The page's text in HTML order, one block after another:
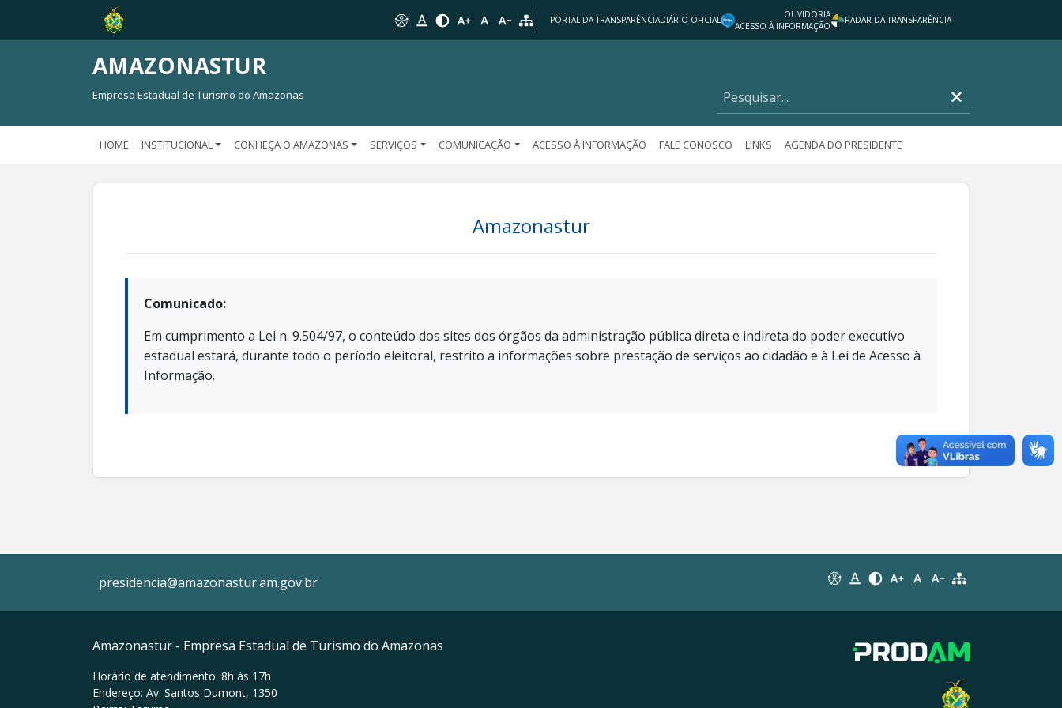
PORTAL DA TRANSPARÊNCIADIÁRIO OFICIAL
OUVIDORIA
ACESSO À INFORMAÇÃO
RADAR DA TRANSPARÊNCIA
AMAZONASTUR
Empresa Estadual de Turismo do Amazonas
HOME INSTITUCIONAL CONHEÇA O AMAZONAS SERVIÇOS COMUNICAÇÃO ACESSO À INFORMAÇÃO FALE CONOSCO LINKS AGENDA DO PRESIDENTE
Amazonastur
Comunicado:
Em cumprimento a Lei n. 9.504/97, o conteúdo dos sites dos órgãos da administração pública direta e indireta do poder executivo
estadual estará, durante todo o período eleitoral, restrito a informações sobre prestação de serviços ao cidadão e à Lei de Acesso à
Informação.
presidencia@amazonastur.am.gov.br
Amazonastur - Empresa Estadual de Turismo do Amazonas
Horário de atendimento: 8h às 17h
Endereço: Av. Santos Dumont, 1350